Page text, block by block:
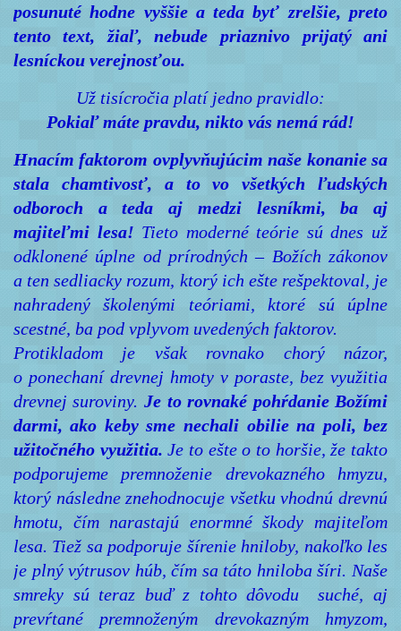
posunuté hodne vyššie a teda byť zrelšie, preto
tento text, žiaľ, nebude priaznivo prijatý ani
lesníckou verejnosťou.
Už tisícročia platí jedno pravidlo:
Pokiaľ máte pravdu, nikto vás nemá rád!
Hnacím faktorom ovplyvňujúcim naše konanie sa
stala chamtivosť, a to vo všetkých ľudských
odboroch a teda aj medzi lesníkmi, ba aj
majiteľmi lesa! Tieto moderné teórie sú dnes už
odklonené úplne od prírodných – Božích zákonov
a ten sedliacky rozum, ktorý ich ešte rešpektoval, je
nahradený školenými teóriami, ktoré sú úplne
scestné, ba pod vplyvom uvedených faktorov.
Protikladom je však rovnako chorý názor,
o ponechaní drevnej hmoty v poraste, bez využitia
drevnej suroviny. Je to rovnaké pohŕdanie Božími
darmi, ako keby sme nechali obilie na poli, bez
užitočného využitia.Je to ešte o to horšie, že takto
podporujeme premnoženie drevokazného hmyzu,
ktorý následne znehodnocuje všetku vhodnú drevnú
hmotu, čím narastajú enormné škody majiteľom
lesa. Tiež sa podporuje šírenie hniloby, nakoľko les
je plný výtrusov húb, čím sa táto hniloba šíri. Naše
smreky sú teraz buď z tohto dôvodu suché, aj
prevŕtané premnoženým drevokazným hmyzom,